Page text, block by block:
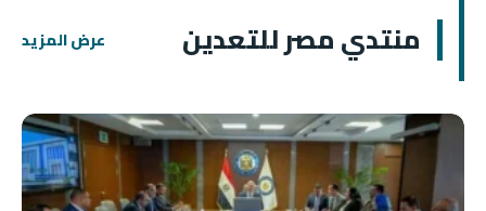
منتدي مصر للتعدين عرض المزيد